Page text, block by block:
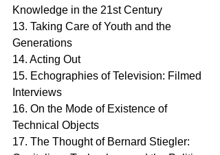
Knowledge in the 21st Century
13. Taking Care of Youth and the
Generations
14. Acting Out
15. Echographies of Television: Filmed
Interviews
16. On the Mode of Existence of
Technical Objects
17. The Thought of Bernard Stiegler: